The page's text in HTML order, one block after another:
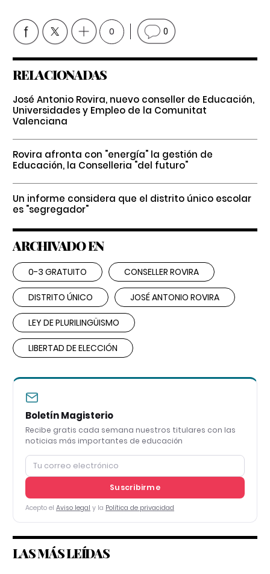
0 0
RELACIONADAS
José Antonio Rovira, nuevo conseller de Educación,
Universidades y Empleo de la Comunitat
Valenciana
Rovira afronta con "energía" la gestión de
Educación, la Conselleria "del futuro"
Un informe considera que el distrito único escolar
es "segregador"
ARCHIVADO EN
0-3 GRATUITO CONSELLER ROVIRA
DISTRITO ÚNICO JOSÉ ANTONIO ROVIRA
LEY DE PLURILINGÜISMO
LIBERTAD DE ELECCIÓN
Boletín Magisterio
Recibe gratis cada semana nuestros titulares con las
noticias más importantes de educación
Suscribirme
Acepto el Aviso legal y la Política de privacidad
LAS MÁS LEÍDAS